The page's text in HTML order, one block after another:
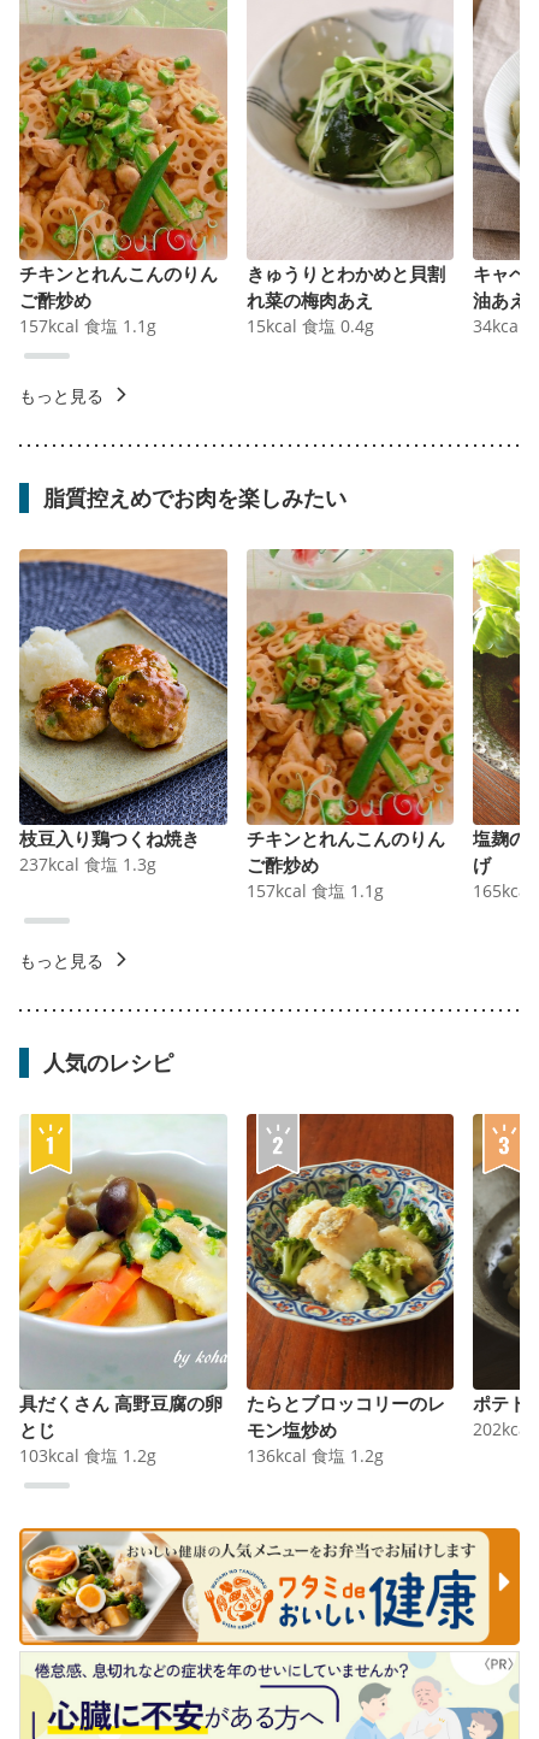
チキンとれんこんのりん
ご酢炒め
157kcal 食塩 1.1 g
きゅうりとわかめと貝割
れ菜の梅肉あえ
15kcal 食塩 0.4g
キャベ
油あえ
34kcal
もっと見る
脂質控えめでお肉を楽しみたい
枝豆入り鶏つくね焼き
237kcal 食塩 1.3g
チキンとれんこんのりん
ご酢炒め
157kcal 食塩 1.1 g
塩麹の
げ
165kcal
もっと見る
人気のレシピ
具だくさん 高野豆腐の卵
とじ
103kcal 食塩 1.2g
たらとブロッコリーのレ
モン塩炒め
136kcal 食塩 1.2g
ポテト
202kcal